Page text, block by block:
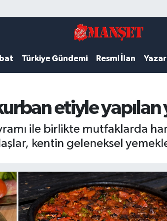
Türkiye Gündemi Resmi İlan
etiyle
ile birlikte mutfaklarda
kentin geleneksel